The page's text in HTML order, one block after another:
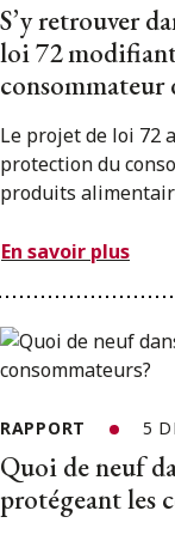
S’y retrouver
loi 72
consommateur
Le projet de loi 72
protection du
produits
En savoir plus
RAPPORT 5
Quoi de neuf
protégeant les